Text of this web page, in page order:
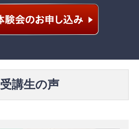
受講生の声